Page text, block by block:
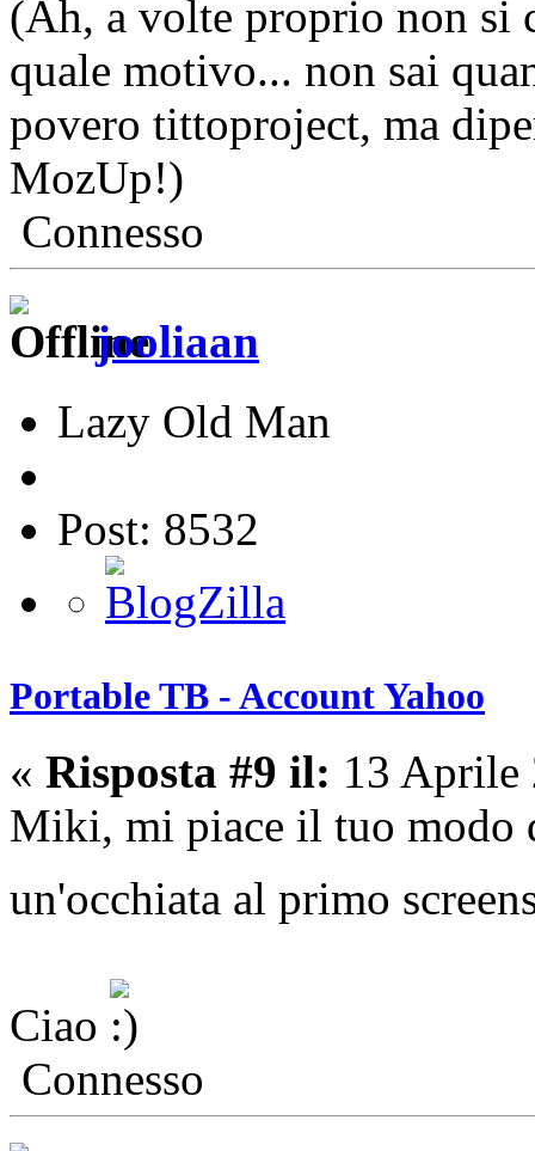
(Ah, a volte proprio non si
quale motivo... non sai
povero tittoproject, ma
MozUp!)
Connesso
jooliaan
Lazy Old Man
Post: 8532
Portable TB - Account Yahoo
« Risposta #9 il: 13 Aprile
Miki, mi piace il tuo modo
un'occhiata al primo
Ciao
Connesso